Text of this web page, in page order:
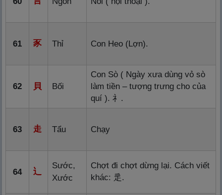
61 豕 Thỉ Con Heo (Lợn).
62 貝 Bối
Con Sò ( Ngày xưa dùng vỏ sò
làm tiền – tượng trưng cho của
quí ). 礻 .
63 走 Tẩu Chạy
64 辶
Nghĩa: Một hình thức của bộ
Sước,
Xước
Chợt đi chợt dừng lại. Cách viết
khác: 辵.